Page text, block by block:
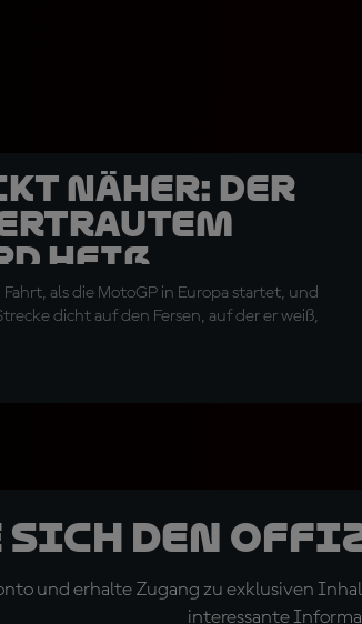
näher: Der
heiß
als die MotoGP in Europa startet, und
dicht auf den Fersen, auf der er weiß,
sich den
und erhalte Zugang zu exklusiven
interessante